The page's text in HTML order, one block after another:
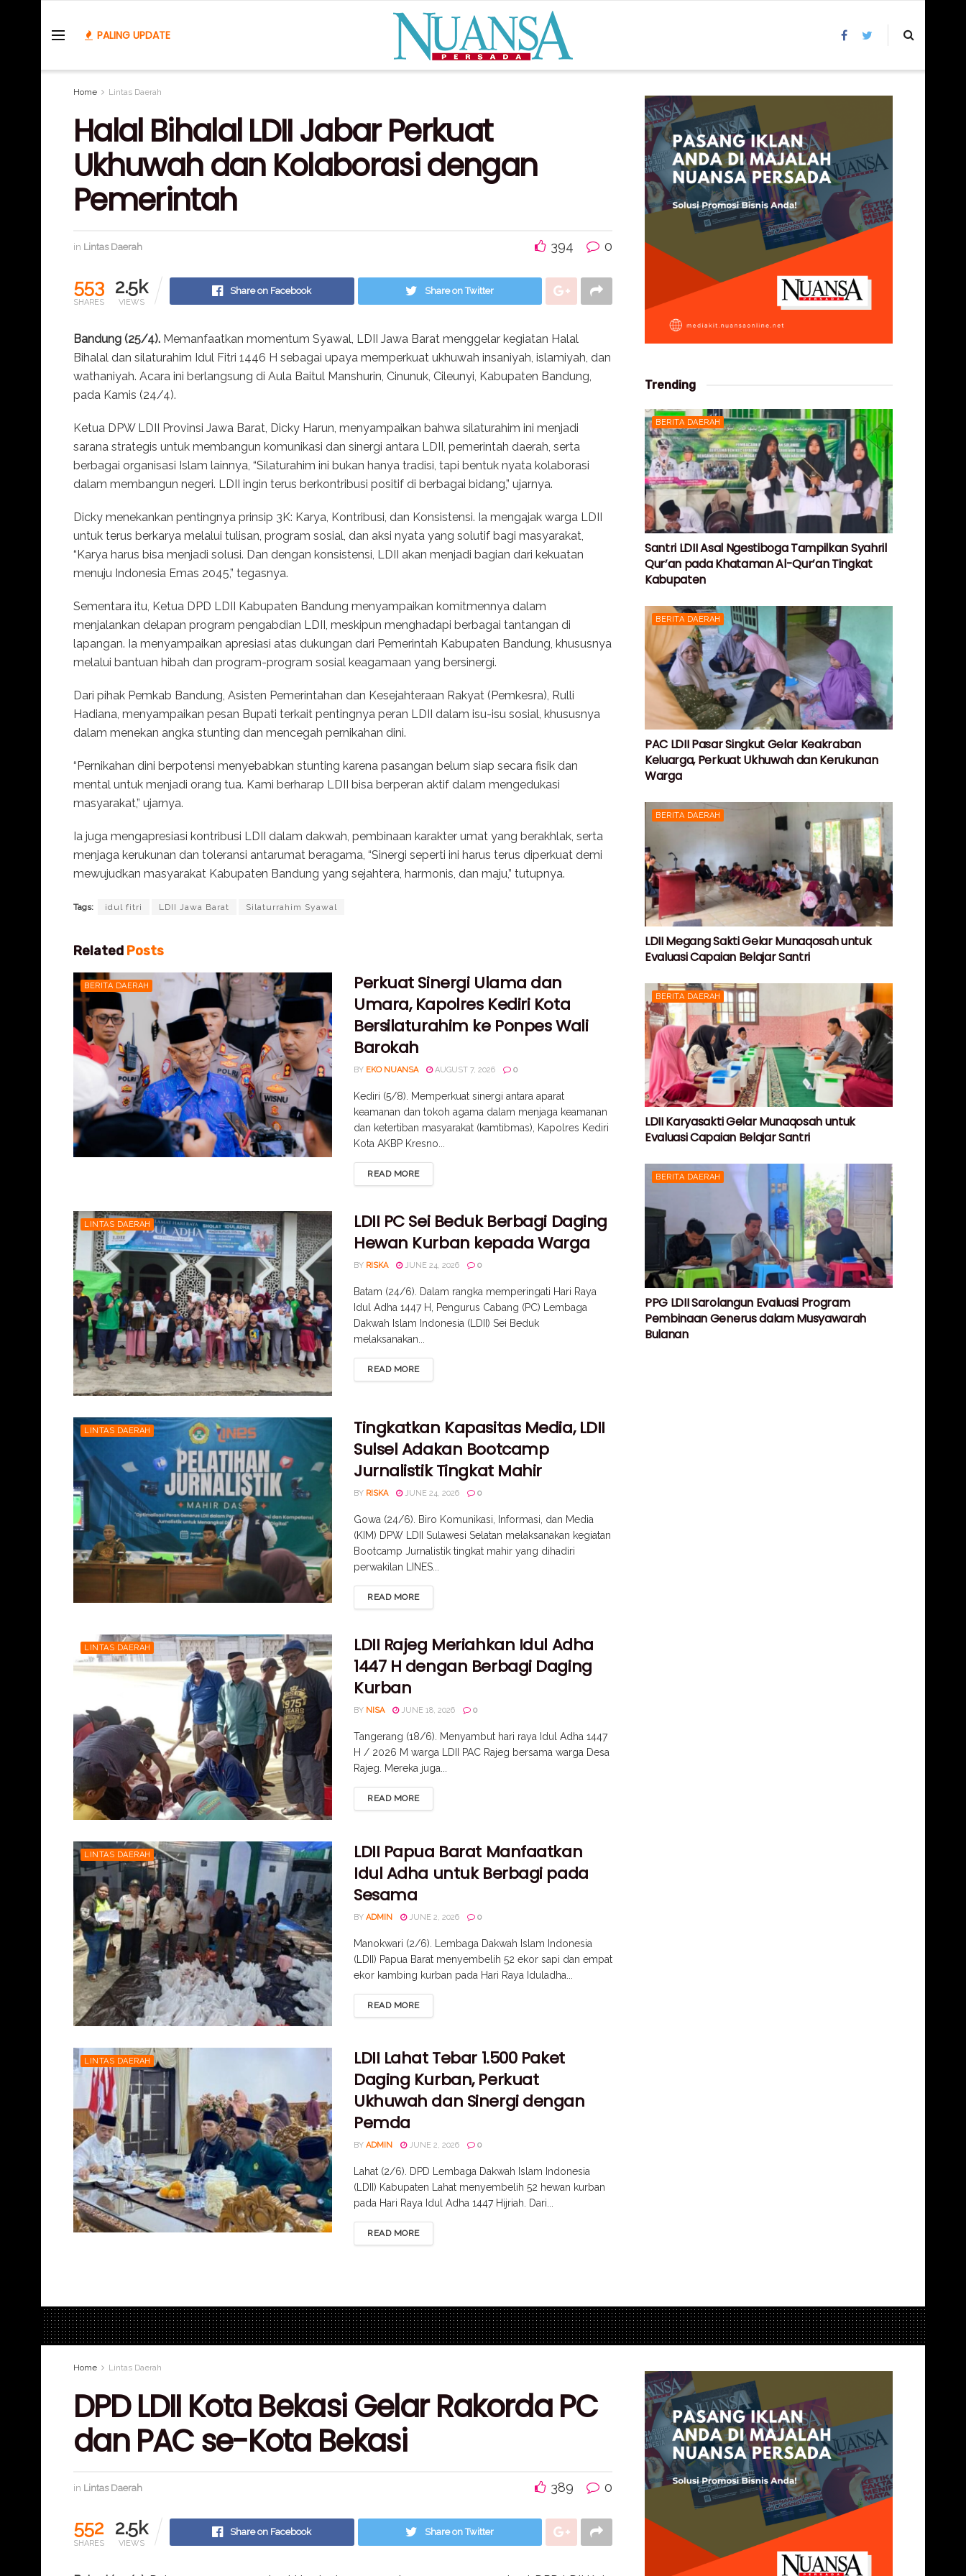
PALING UPDATE
Home Lintas Daerah
Halal Bihalal LDII Jabar Perkuat
Ukhuwah dan Kolaborasi dengan
Pemerintah
in Lintas Daerah 394 0
553
SHARES
2.5k
VIEWS
Share on Facebook Share on Twitter
Bandung (25/4). Memanfaatkan momentum Syawal, LDII Jawa Barat menggelar kegiatan Halal
Bihalal dan silaturahim Idul Fitri 1446 H sebagai upaya memperkuat ukhuwah insaniyah, islamiyah, dan
wathaniyah. Acara ini berlangsung di Aula Baitul Manshurin, Cinunuk, Cileunyi, Kabupaten Bandung,
pada Kamis (24/4).
Ketua DPW LDII Provinsi Jawa Barat, Dicky Harun, menyampaikan bahwa silaturahim ini menjadi
sarana strategis untuk membangun komunikasi dan sinergi antara LDII, pemerintah daerah, serta
berbagai organisasi Islam lainnya, “Silaturahim ini bukan hanya tradisi, tapi bentuk nyata kolaborasi
dalam membangun negeri. LDII ingin terus berkontribusi positif di berbagai bidang,” ujarnya.
Dicky menekankan pentingnya prinsip 3K: Karya, Kontribusi, dan Konsistensi. Ia mengajak warga LDII
untuk terus berkarya melalui tulisan, program sosial, dan aksi nyata yang solutif bagi masyarakat,
“Karya harus bisa menjadi solusi. Dan dengan konsistensi, LDII akan menjadi bagian dari kekuatan
menuju Indonesia Emas 2045,” tegasnya.
Sementara itu, Ketua DPD LDII Kabupaten Bandung menyampaikan komitmennya dalam
menjalankan delapan program pengabdian LDII, meskipun menghadapi berbagai tantangan di
lapangan. Ia menyampaikan apresiasi atas dukungan dari Pemerintah Kabupaten Bandung, khususnya
melalui bantuan hibah dan program-program sosial keagamaan yang bersinergi.
Dari pihak Pemkab Bandung, Asisten Pemerintahan dan Kesejahteraan Rakyat (Pemkesra), Rulli
Hadiana, menyampaikan pesan Bupati terkait pentingnya peran LDII dalam isu-isu sosial, khususnya
dalam menekan angka stunting dan mencegah pernikahan dini.
“Pernikahan dini berpotensi menyebabkan stunting karena pasangan belum siap secara fisik dan
mental untuk menjadi orang tua. Kami berharap LDII bisa berperan aktif dalam mengedukasi
masyarakat,” ujarnya.
Ia juga mengapresiasi kontribusi LDII dalam dakwah, pembinaan karakter umat yang berakhlak, serta
menjaga kerukunan dan toleransi antarumat beragama, “Sinergi seperti ini harus terus diperkuat demi
mewujudkan masyarakat Kabupaten Bandung yang sejahtera, harmonis, dan maju,” tutupnya.
Tags: idul fitri LDII Jawa Barat Silaturrahim Syawal
Related Posts
BERITA DAERAH
Perkuat Sinergi Ulama dan
Umara, Kapolres Kediri Kota
Bersilaturahim ke Ponpes Wali
Barokah
BY EKO NUANSA AUGUST 7, 2026 0
Kediri (5/8). Memperkuat sinergi antara aparat
keamanan dan tokoh agama dalam menjaga keamanan
dan ketertiban masyarakat (kamtibmas), Kapolres Kediri
Kota AKBP Kresno...
READ MORE
LINTAS DAERAH
LDII PC Sei Beduk Berbagi Daging
Hewan Kurban kepada Warga
BY RISKA JUNE 24, 2026 0
Batam (24/6). Dalam rangka memperingati Hari Raya
Idul Adha 1447 H, Pengurus Cabang (PC) Lembaga
Dakwah Islam Indonesia (LDII) Sei Beduk
melaksanakan...
READ MORE
LINTAS DAERAH
Tingkatkan Kapasitas Media, LDII
Sulsel Adakan Bootcamp
Jurnalistik Tingkat Mahir
BY RISKA JUNE 24, 2026 0
Gowa (24/6). Biro Komunikasi, Informasi, dan Media
(KIM) DPW LDII Sulawesi Selatan melaksanakan kegiatan
Bootcamp Jurnalistik tingkat mahir yang dihadiri
perwakilan LINES...
READ MORE
LINTAS DAERAH
LDII Rajeg Meriahkan Idul Adha
1447 H dengan Berbagi Daging
Kurban
BY NISA JUNE 18, 2026 0
Tangerang (18/6). Menyambut hari raya Idul Adha 1447
H / 2026 M warga LDII PAC Rajeg bersama warga Desa
Rajeg. Mereka juga...
READ MORE
LINTAS DAERAH
LDII Papua Barat Manfaatkan
Idul Adha untuk Berbagi pada
Sesama
BY ADMIN JUNE 2, 2026 0
Manokwari (2/6). Lembaga Dakwah Islam Indonesia
(LDII) Papua Barat menyembelih 52 ekor sapi dan empat
ekor kambing kurban pada Hari Raya Iduladha...
READ MORE
LINTAS DAERAH
LDII Lahat Tebar 1.500 Paket
Daging Kurban, Perkuat
Ukhuwah dan Sinergi dengan
Pemda
BY ADMIN JUNE 2, 2026 0
Lahat (2/6). DPD Lembaga Dakwah Islam Indonesia
(LDII) Kabupaten Lahat menyembelih 52 hewan kurban
pada Hari Raya Idul Adha 1447 Hijriah. Dari...
READ MORE
Trending
BERITA DAERAH
Santri LDII Asal Ngestiboga Tampilkan Syahril
Qur’an pada Khataman Al-Qur’an Tingkat
Kabupaten
BERITA DAERAH
PAC LDII Pasar Singkut Gelar Keakraban
Keluarga, Perkuat Ukhuwah dan Kerukunan
Warga
BERITA DAERAH
LDII Megang Sakti Gelar Munaqosah untuk
Evaluasi Capaian Belajar Santri
BERITA DAERAH
LDII Karyasakti Gelar Munaqosah untuk
Evaluasi Capaian Belajar Santri
BERITA DAERAH
PPG LDII Sarolangun Evaluasi Program
Pembinaan Generus dalam Musyawarah
Bulanan
Home Lintas Daerah
DPD LDII Kota Bekasi Gelar Rakorda PC
dan PAC se-Kota Bekasi
in Lintas Daerah 389 0
552
SHARES
2.5k
VIEWS
Share on Facebook Share on Twitter